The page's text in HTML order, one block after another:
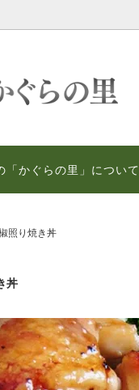
「かぐらの里」について
照り焼き丼
丼